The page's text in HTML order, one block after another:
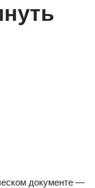
документе —